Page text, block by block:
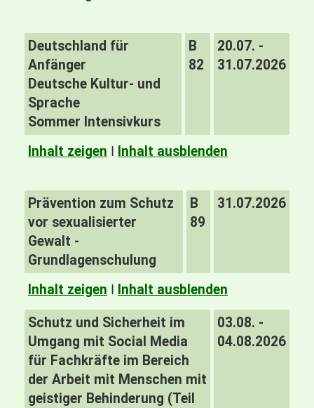
Deutschland für
Anfänger
Deutsche Kultur- und
Sprache
Sommer Intensivkurs
B
82
20.07. -
31.07.2026
Inhalt zeigen I Inhalt ausblenden
Prävention zum Schutz
vor sexualisierter
Gewalt -
Grundlagenschulung
B
89
31.07.2026
Inhalt zeigen I Inhalt ausblenden
Schutz und Sicherheit im
Umgang mit Social Media
für Fachkräfte im Bereich
der Arbeit mit Menschen mit
geistiger Behinderung (Teil
03.08. -
04.08.2026